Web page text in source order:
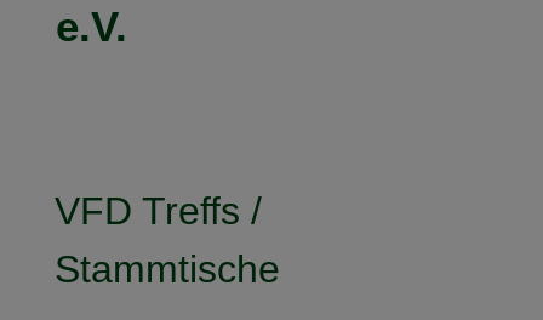
e.V.
VFD Treffs /
Stammtische